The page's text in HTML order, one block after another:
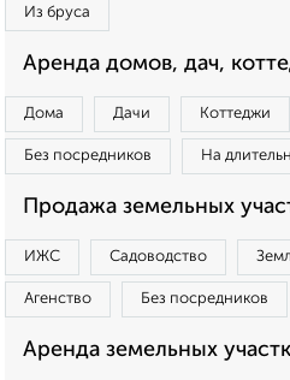
Из бруса
Аренда домов, дач,
Дома Дачи Коттеджи
Без посредников На
Продажа земельных
ИЖС Садоводство
Агенство Без посредников
Аренда земельных